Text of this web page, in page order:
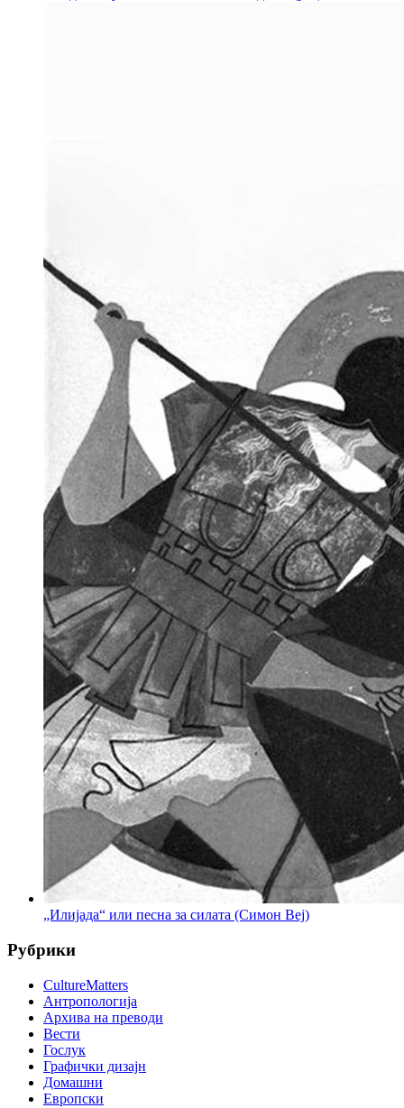
„Илијада“ или песна за силата (Симон Веј)
Рубрики
CultureMatters
Антропологија
Архива на преводи
Вести
Гослук
Графички дизајн
Домашни
Европски